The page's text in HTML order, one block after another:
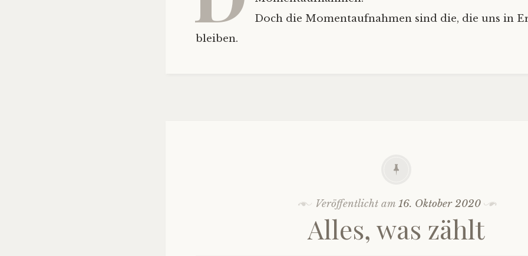
Doch die Momentaufnahmen sind die, die uns in
bleiben.
Veröffentlicht am 16. Oktober 2020
Alles, was zählt